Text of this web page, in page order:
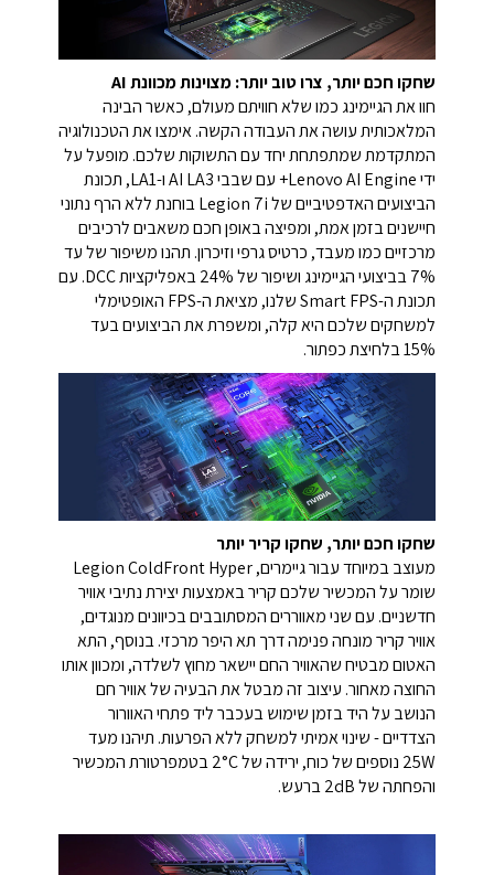
שחקו חכם יותר, צרו טוב יותר: מצוינות מכוונת AI
חוו את הגיימינג כמו שלא חוויתם מעולם, כאשר הבינה
המלאכותית עושה את העבודה הקשה. אימצו את הטכנולוגיה
המתקדמת שמתפתחת יחד עם התשוקות שלכם. מופעל על
ידי Lenovo AI Engine+ עם שבבי AI LA3 ו-LA1, תכונת
הביצועים האדפטיביים של Legion 7i בוחנת ללא הרף נתוני
חיישנים בזמן אמת, ומפיצה באופן חכם משאבים לרכיבים
מרכזיים כמו מעבד, כרטיס גרפי וזיכרון. תהנו משיפור של עד
7% בביצועי הגיימינג ושיפור של 24% באפליקציות DCC. עם
תכונת ה-Smart FPS שלנו, מציאת ה-FPS האופטימלי
למשחקים שלכם היא קלה, ומשפרת את הביצועים בעד
15% בלחיצת כפתור.
שחקו חכם יותר, שחקו קריר יותר
מעוצב במיוחד עבור גיימרים, Legion ColdFront Hyper
שומר על המכשיר שלכם קריר באמצעות יצירת נתיבי אוויר
חדשניים. עם שני מאווררים המסתובבים בכיוונים מנוגדים,
אוויר קריר מונחה פנימה דרך תא היפר מרכזי. בנוסף, התא
האטום מבטיח שהאוויר החם יישאר מחוץ לשלדה, ומכוון אותו
החוצה מאחור. עיצוב זה מבטל את הבעיה של אוויר חם
הנושב על היד בזמן שימוש בעכבר ליד פתחי האוורור
הצדדיים - שינוי אמיתי למשחק ללא הפרעות. תיהנו מעד
25W נוספים של כוח, ירידה של 2°C בטמפרטורת המכשיר
והפחתה של 2dB ברעש.